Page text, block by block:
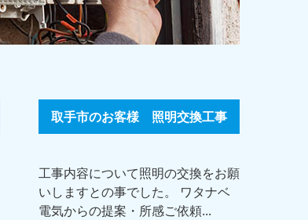
取手市のお客様 照明交換工事
工事内容について照明の交換をお願
いしますとの事でした。 ワタナベ
電気からの提案・所感ご依頼...